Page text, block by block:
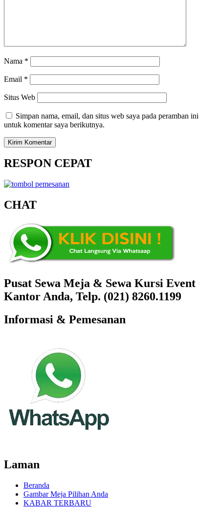
Nama *
Email *
Situs Web
Simpan nama, email, dan situs web saya pada peramban ini
untuk komentar saya berikutnya.
RESPON CEPAT
CHAT
Pusat Sewa Meja & Sewa Kursi Event
Kantor Anda, Telp. (021) 8260.1199
Informasi & Pemesanan
Laman
Beranda
Gambar Meja Pilihan Anda
KABAR TERBARU